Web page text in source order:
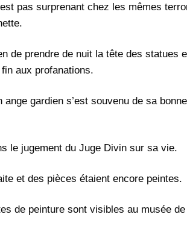
pas surprenant chez les mêmes
de prendre de nuit la tête des statues
aux profanations.
gardien s’est souvenu de sa
le jugement du Juge Divin sur sa vie.
et des pièces étaient encore peintes.
de peinture sont visibles au musée